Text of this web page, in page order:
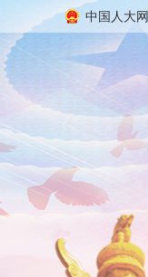
中国人大网